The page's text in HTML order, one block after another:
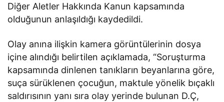
Diğer Aletler Hakkında Kanun kapsamında
olduğunun anlaşıldığı kaydedildi.
Olay anına ilişkin kamera görüntülerinin dosya
içine alındığı belirtilen açıklamada, “Soruşturma
kapsamında dinlenen tanıkların beyanlarına göre,
suça sürüklenen çocuğun, maktule yönelik bıçaklı
saldırısının yanı sıra olay yerinde bulunan D.Ç,